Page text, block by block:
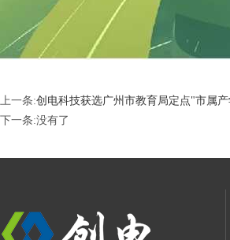
上一条:创电科技获选广州市教育局定点"市属
下一条:没有了